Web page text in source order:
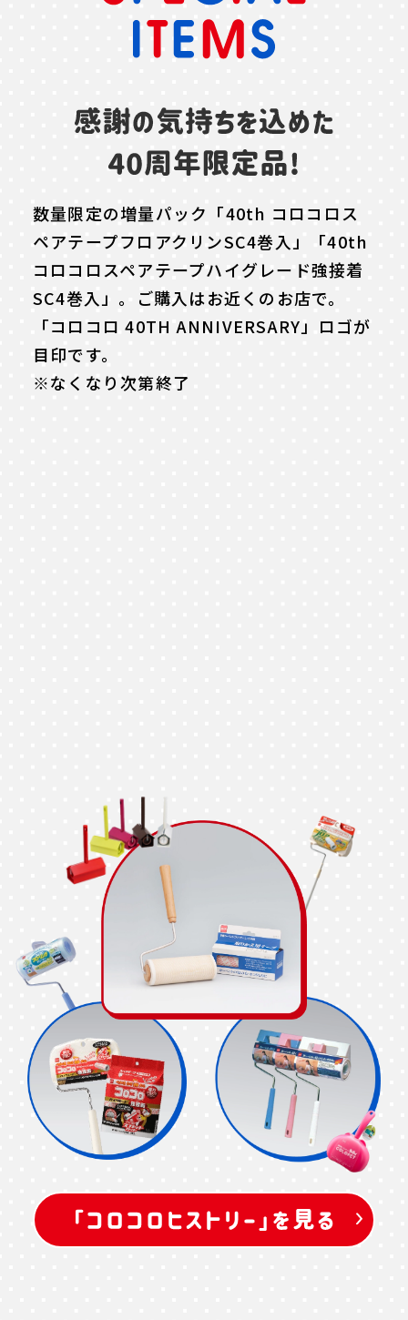
数量限定の増量パック「40th コロコロス
ペアテープフロアクリンSC4巻入」「40th
コロコロスペアテープハイグレード強接着
SC4巻入」。ご購入はお近くのお店で。
「コロコロ 40TH ANNIVERSARY」ロゴが
目印です。
※なくなり次第終了